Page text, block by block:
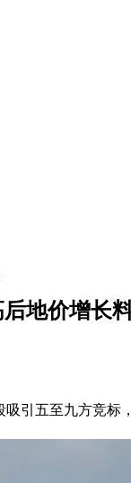
地价增长
引五至九方竞